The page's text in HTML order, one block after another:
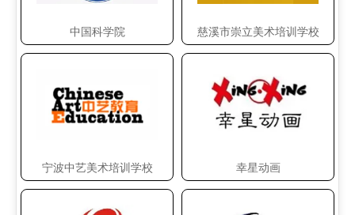
中国科学院 慈溪市崇立美术培训学校
宁波中艺美术培训学校 幸星动画